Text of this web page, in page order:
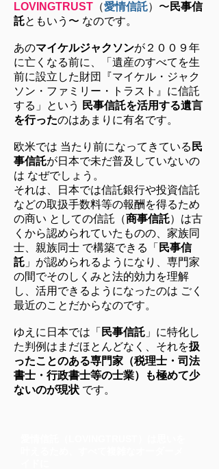
LOVINGTRUST （愛情信託）〜 ⺠事信
託ともいう〜 なのです。
あのマイケルジャクソンが２００９年
に亡くなる前に、「遺産のすべてを生
前に設立した財団『マイケル・ジャク
ソン・ファミリー・トラスト』に信託
する」という
⺠事信託を活用する遺言
を行ったのはあまりに有名です。
欧米では 当たり前になってきている ⺠
事信託が日本で未だ普及していないの
は なぜでしょう。
それは、日本では信託銀行や投資信託
などの取扱手数料等の報酬を得るため
の商い としての信託（商事信託）は古
くから認められていたものの、家族同
士、親族同士 で構築できる「 ⺠事信
託 」が認められるようになり、専門家
の間でそのしくみと法的効力を理解
し、活用できるようになったのは ごく
最近のことだからなのです。
ゆえに日本では「 ⺠事信託 」に特化し
た判例はまだほとんどなく、それを扱
ったことのある専門家（税理士・司法
書士・行政書士等の士業）も極めて少
ないのが現状 です。